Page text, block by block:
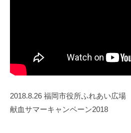
2018.8.26 福岡市役所ふれあい広場
献血サマーキャンペーン2018